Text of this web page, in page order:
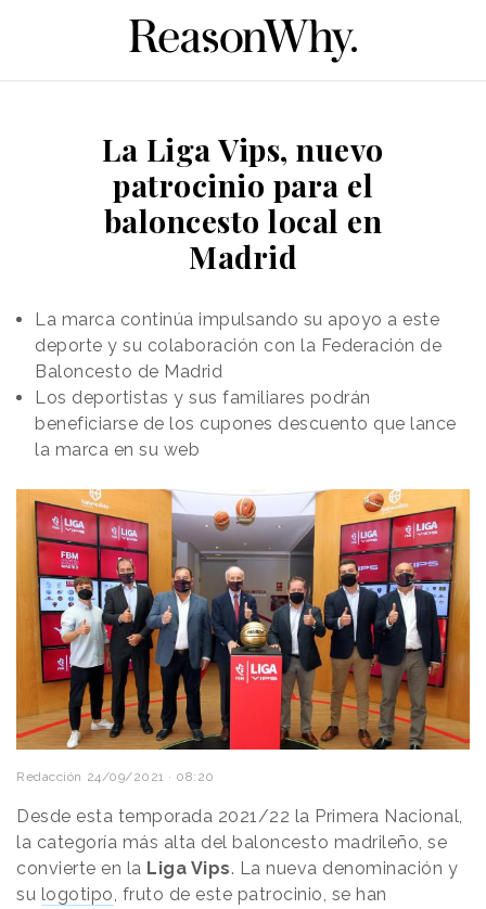
La Liga Vips, nuevo
patrocinio para el
baloncesto local en
Madrid
La marca continúa impulsando su apoyo a este
deporte y su colaboración con la Federación de
Baloncesto de Madrid
Los deportistas y sus familiares podrán
beneficiarse de los cupones descuento que lance
la marca en su web
Redacción 24/09/2021 · 08:20
Desde esta temporada 2021/22 la Primera Nacional,
la categoría más alta del baloncesto madrileño, se
convierte en la Liga Vips. La nueva denominación y
su logotipo, fruto de este patrocinio, se han